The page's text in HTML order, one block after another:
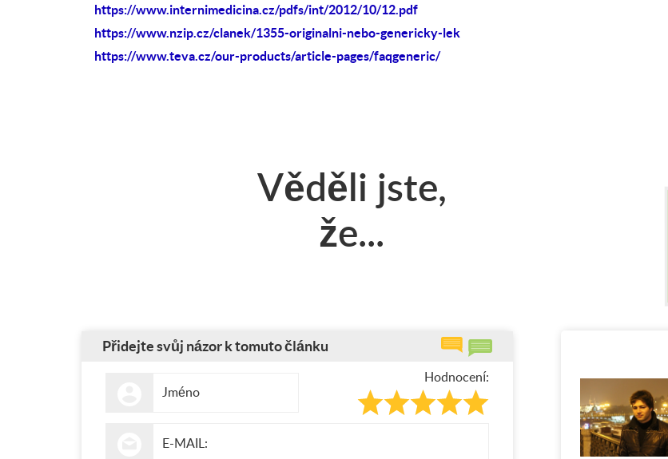
https://www.internimedicina.cz/pdfs/int/2012/10/12.pdf
https://www.nzip.cz/clanek/1355-originalni-nebo-genericky-lek
https://www.teva.cz/our-products/article-pages/faqgeneric/
Věděli jste,
že...
Přidejte svůj názor k tomuto článku
Hodnocení: